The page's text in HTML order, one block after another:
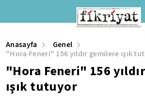
Anasayfa
Genel
"Hora Feneri" 156 yıldır gemilere ışık
"Hora Feneri" 156
ışık tutuyor